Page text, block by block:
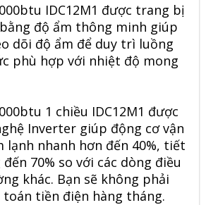
IDC12M1 được trang bị
độ ẩm thông minh giúp
dõi độ ẩm để duy trì luồng
phù hợp với nhiệt độ mong
1 chiều IDC12M1 được
Inverter giúp động cơ vận
lạnh nhanh hơn đến 40%, tiết
70% so với các dòng điều
khác. Bạn sẽ không phải
toán tiền điện hàng tháng.